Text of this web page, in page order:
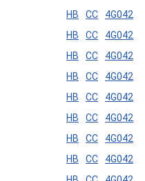
HB CC
4G042
HB CC
4G042
HB CC
4G042
HB CC
4G042
HB CC
4G042
HB CC
4G042
HB CC
4G042
HB CC
4G042